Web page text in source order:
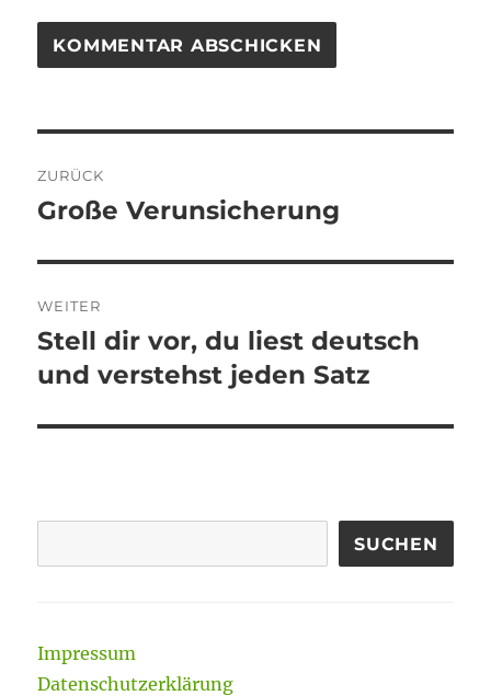
ZURÜCK
Vorheriger
Große Verunsicherung
WEITER
Nächster
Beitrag:
Stell dir vor, du liest deutsch
und verstehst jeden Satz
SUCHEN
Impressum
Datenschutzerklärung